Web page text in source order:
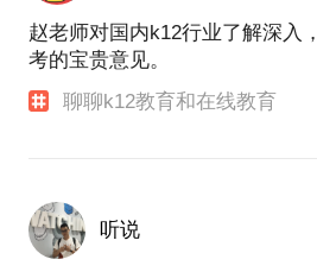
赵老师对国内k12行业了解深入
考的宝贵意见。
聊聊k12教育和在线教育
听说